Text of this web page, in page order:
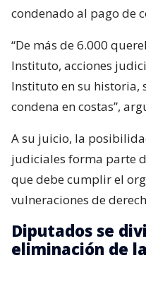
condenado al pago de
“De más de 6.000
Instituto, acciones
Instituto en su historia,
condena en costas”,
A su juicio, la
judiciales forma parte
que debe cumplir el
vulneraciones de
Diputados se
eliminación de